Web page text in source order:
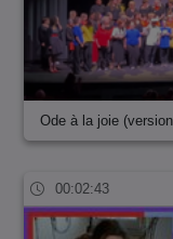
Ode à la joie
00:02:43